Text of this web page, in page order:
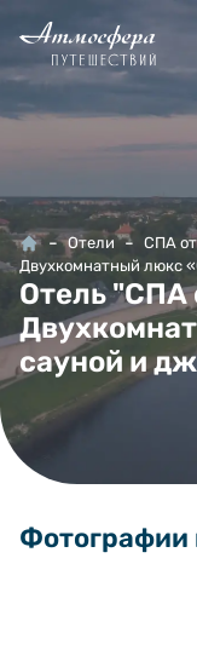
Отели
СПА
Двухкомнатный люкс
Отель "СПА
сауной и
Фотографии